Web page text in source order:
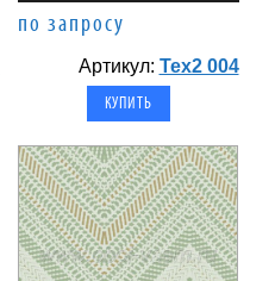
по запросу
Артикул: Tex2 004